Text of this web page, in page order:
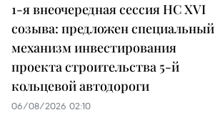
1-я внеочередная сессия НС XVI
созыва: предложен специальный
механизм инвестирования
проекта строительства 5-й
кольцевой автодороги
06/08/2026 02:10